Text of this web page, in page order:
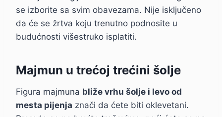
se izborite sa svim obavezama. Nije isključeno
da će se žrtva koju trenutno podnosite u
budućnosti višestruko isplatiti.
Majmun u trećoj trećini šolje
Figura majmuna bliže vrhu šolje i levo od
mesta pijenja znači da ćete biti oklevetani.